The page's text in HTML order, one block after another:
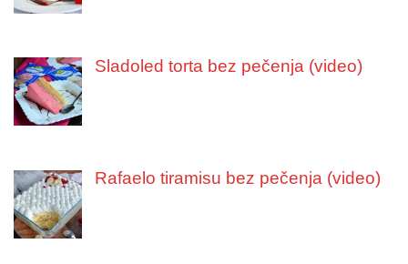
Sladoled torta bez pečenja (video)
Rafaelo tiramisu bez pečenja (video)